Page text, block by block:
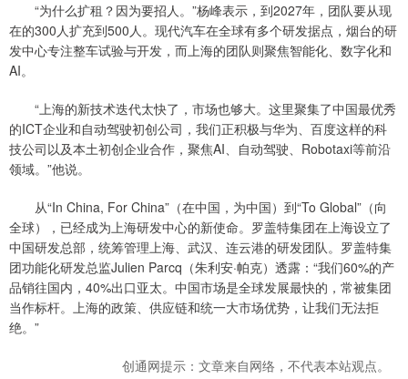
“为什么扩租？因为要招人。”杨峰表示，到2027年，团队要从现
在的300人扩充到500人。现代汽车在全球有多个研发据点，烟台的研
发中心专注整车试验与开发，而上海的团队则聚焦智能化、数字化和
AI。
“上海的新技术迭代太快了，市场也够大。这里聚集了中国最优秀
的ICT企业和自动驾驶初创公司，我们正积极与华为、百度这样的科
技公司以及本土初创企业合作，聚焦AI、自动驾驶、Robotaxi等前沿
领域。”他说。
从“In China, For China”（在中国，为中国）到“To Global”（向
全球），已经成为上海研发中心的新使命。罗盖特集团在上海设立了
中国研发总部，统筹管理上海、武汉、连云港的研发团队。罗盖特集
团功能化研发总监Julien Parcq（朱利安·帕克）透露：“我们60%的产
品销往国内，40%出口亚太。中国市场是全球发展最快的，常被集团
当作标杆。上海的政策、供应链和统一大市场优势，让我们无法拒
绝。”
创通网提示：文章来自网络，不代表本站观点。